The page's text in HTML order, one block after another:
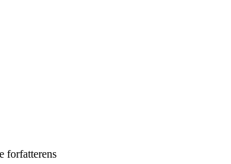
forfatterens